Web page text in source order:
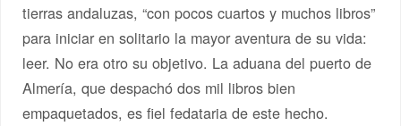
tierras andaluzas, “con pocos cuartos y muchos libros”
para iniciar en solitario la mayor aventura de su vida:
leer. No era otro su objetivo. La aduana del puerto de
Almería, que despachó dos mil libros bien
empaquetados, es fiel fedataria de este hecho.